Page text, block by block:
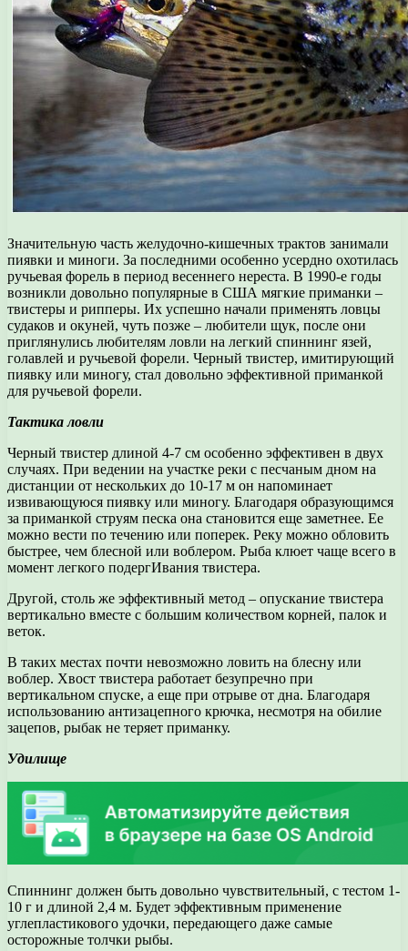
Значительную часть желудочно-кишечных трактов занимали
пиявки и миноги. За последними особенно усердно охотилась
ручьевая форель в период весеннего нереста. В 1990-е годы
возникли довольно популярные в США мягкие приманки –
твистеры и рипперы. Их успешно начали применять ловцы
судаков и окуней, чуть позже – любители щук, после они
приглянулись любителям ловли на легкий спиннинг язей,
голавлей и ручьевой форели. Черный твистер, имитирующий
пиявку или миногу, стал довольно эффективной приманкой
для ручьевой форели.
Тактика ловли
Черный твистер длиной 4-7 см особенно эффективен в двух
случаях. При ведении на участке реки с песчаным дном на
дистанции от нескольких до 10-17 м он напоминает
извивающуюся пиявку или миногу. Благодаря образующимся
за приманкой струям песка она становится еще заметнее. Ее
можно вести по течению или поперек. Реку можно обловить
быстрее, чем блесной или воблером. Рыба клюет чаще всего в
момент легкого подергИвания твистера.
Другой, столь же эффективный метод – опускание твистера
вертикально вместе с большим количеством корней, палок и
веток.
В таких местах почти невозможно ловить на блесну или
воблер. Хвост твистера работает безупречно при
вертикальном спуске, а еще при отрыве от дна. Благодаря
использованию антизацепного крючка, несмотря на обилие
зацепов, рыбак не теряет приманку.
Удилище
Спиннинг должен быть довольно чувствительный, с тестом 1-
10 г и длиной 2,4 м. Будет эффективным применение
углепластикового удочки, передающего даже самые
осторожные толчки рыбы.